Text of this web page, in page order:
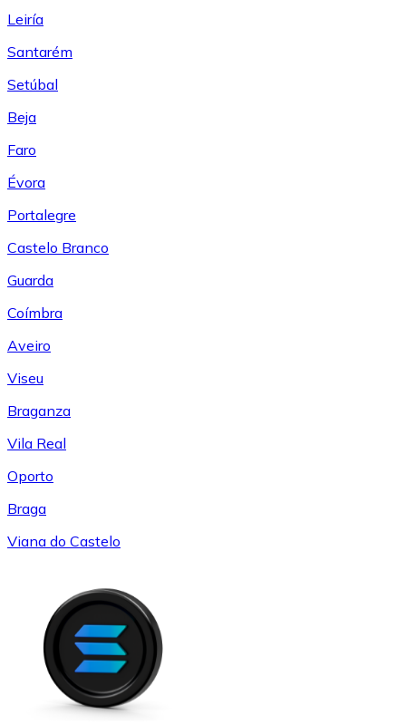
Leiría
Santarém
Setúbal
Beja
Faro
Évora
Portalegre
Castelo Branco
Guarda
Coímbra
Aveiro
Viseu
Braganza
Vila Real
Oporto
Braga
Viana do Castelo